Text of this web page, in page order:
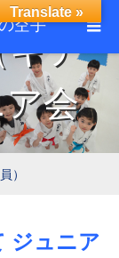
空手
キテ
会
）
ジュニア
Translate »